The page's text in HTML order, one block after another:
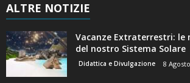
ALTRE NOTIZIE
Vacanze Extraterrestri:
del nostro Sistema Solare
Didattica e Divulgazione 8